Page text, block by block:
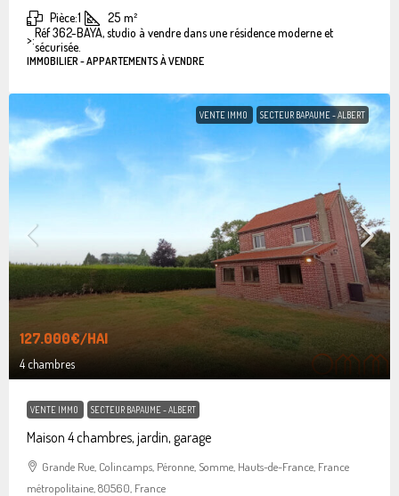
Pièce:1 25 m²
>:Réf 362-BAYA, studio à vendre dans une résidence moderne et
sécurisée.
IMMOBILIER - APPARTEMENTS À VENDRE
VENTE IMMO SECTEUR BAPAUME - ALBERT
127.000€/HAI
4 chambres
VENTE IMMO SECTEUR BAPAUME - ALBERT
Maison 4 chambres, jardin, garage
Grande Rue, Colincamps, Péronne, Somme, Hauts-de-France, France
métropolitaine, 80560, France